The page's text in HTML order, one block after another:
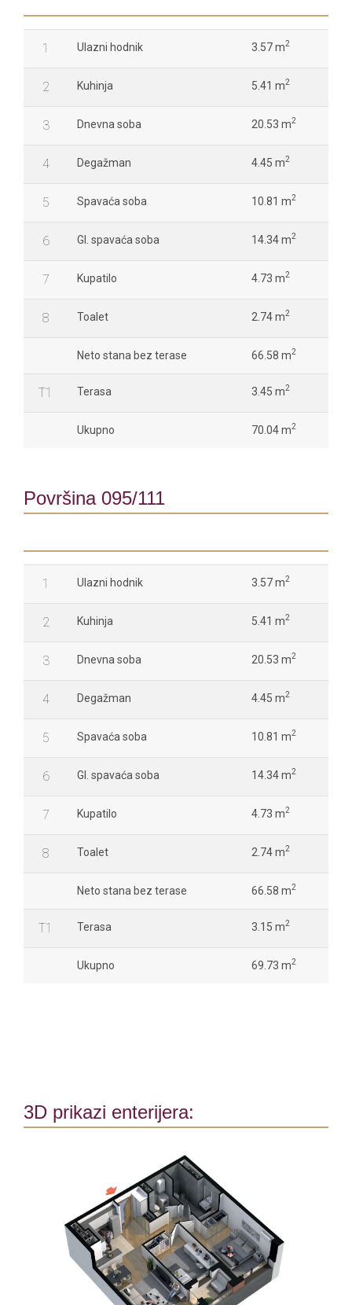
1 Ulazni hodnik 3.57 m2
2 Kuhinja 5.41 m2
3 Dnevna soba 20.53 m2
4 Degažman 4.45 m2
5 Spavaća soba 10.81 m2
6 Gl. spavaća soba 14.34 m2
7 Kupatilo 4.73 m2
8 Toalet 2.74 m2
Neto stana bez terase 66.58 m2
T1 Terasa 3.45 m2
Ukupno 70.04 m2
Površina 095/111
1 Ulazni hodnik 3.57 m2
2 Kuhinja 5.41 m2
3 Dnevna soba 20.53 m2
4 Degažman 4.45 m2
5 Spavaća soba 10.81 m2
6 Gl. spavaća soba 14.34 m2
7 Kupatilo 4.73 m2
8 Toalet 2.74 m2
Neto stana bez terase 66.58 m2
T1 Terasa 3.15 m2
Ukupno 69.73 m2
3D prikazi enterijera: